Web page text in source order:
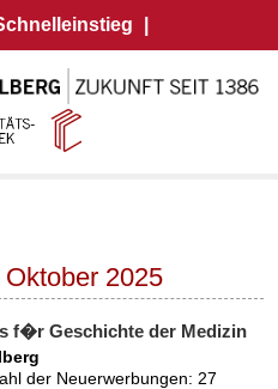
2025
f�r Geschichte der Medizin
der Neuerwerbungen: 27